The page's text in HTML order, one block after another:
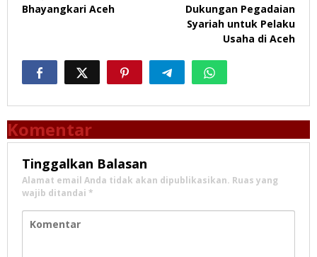
Bhayangkari Aceh
Dukungan Pegadaian
Syariah untuk Pelaku
Usaha di Aceh
Komentar
Tinggalkan Balasan
Alamat email Anda tidak akan dipublikasikan. Ruas yang
wajib ditandai *